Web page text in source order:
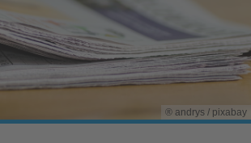
® andrys / pixabay